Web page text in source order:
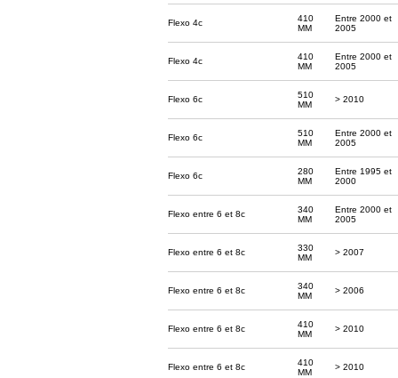
Flexo 4c
410
MM
Entre 2000 et
2005
Flexo 4c
410
MM
Entre 2000 et
2005
Flexo 6c
510
MM
> 2010
Flexo 6c
510
MM
Entre 2000 et
2005
Flexo 6c
280
MM
Entre 1995 et
2000
Flexo entre 6 et 8c
340
MM
Entre 2000 et
2005
Flexo entre 6 et 8c
330
MM
> 2007
Flexo entre 6 et 8c
340
MM
> 2006
Flexo entre 6 et 8c
410
MM
> 2010
Flexo entre 6 et 8c
410
MM
> 2010